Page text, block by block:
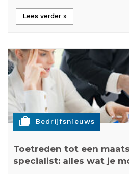
Lees verder »
cases Bedrijfsnieuws
Toetreden tot een
specialist: alles wat je